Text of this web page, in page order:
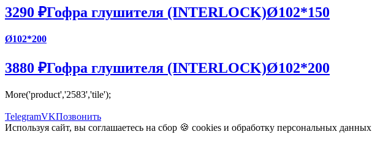
3290 ₽Гофра глушителя (INTERLOCK)Ø102*150
Ø102*200
3880 ₽Гофра глушителя (INTERLOCK)Ø102*200
More('product','2583','tile');
TelegramVKПозвонить
Используя сайт, вы соглашаетесь на сбор 🍪 cookies и обработку персональных данных